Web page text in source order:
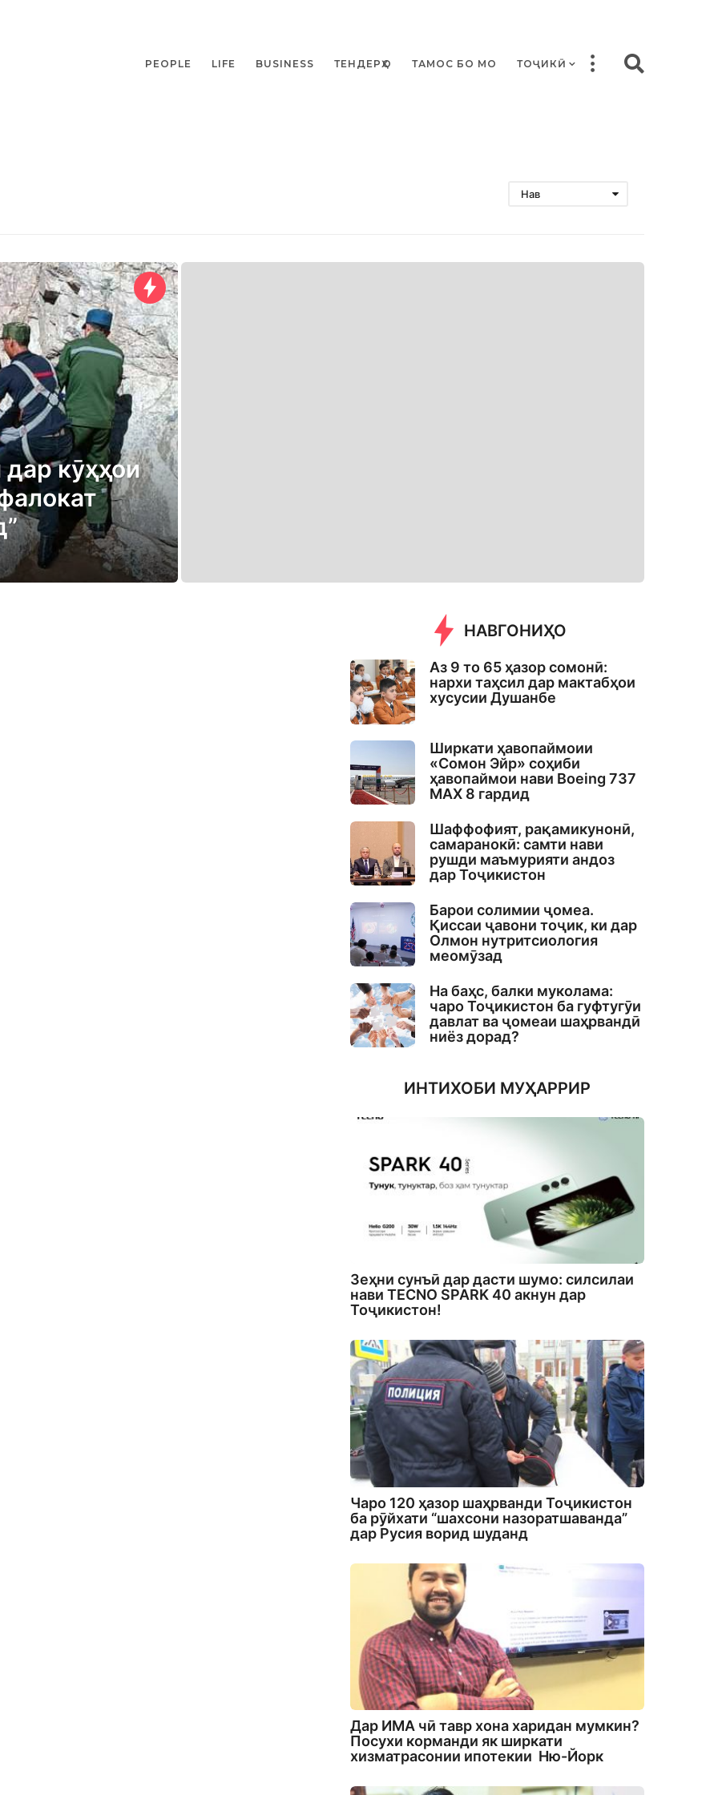
PEOPLE LIFE BUSINESS ТЕНДЕРҲО ТАМОС БО МО ТОҶИКӢ
Нав
кӯҳҳои
НАВГОНИҲО
Аз 9 то 65 ҳазор сомонӣ:
нархи таҳсил дар мактабҳои
хусусии Душанбе
Ширкати ҳавопаймоии
«Сомон Эйр» соҳиби
ҳавопаймои нави Boeing 737
MAX 8 гардид
Шаффофият, рақамикунонӣ,
самаранокӣ: самти нави
рушди маъмурияти андоз
дар Тоҷикистон
Барои солимии ҷомеа.
Қиссаи ҷавони тоҷик, ки дар
Олмон нутритсиология
меомӯзад
На баҳс, балки муколама:
чаро Тоҷикистон ба гуфтугӯи
давлат ва ҷомеаи шаҳрвандӣ
ниёз дорад?
ИНТИХОБИ МУҲАРРИР
Зеҳни сунъӣ дар дасти шумо: силсилаи
нави TECNO SPARK 40 акнун дар
Тоҷикистон!
Чаро 120 ҳазор шаҳрванди Тоҷикистон
ба рӯйхати “шахсони назоратшаванда”
дар Русия ворид шуданд
Дар ИМА чӣ тавр хона харидан мумкин?
Посухи корманди як ширкати
хизматрасонии ипотекии Ню-Йорк